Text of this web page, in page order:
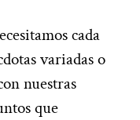
cada
variadas o
nuestras
que